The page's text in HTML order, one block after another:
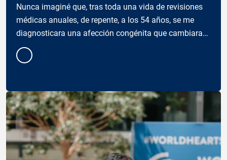
Nunca imaginé que, tras toda una vida de revisiones
médicas anuales, de repente, a los 54 años, se me
diagnosticara una afección congénita que cambiara
mi forma de ver mi salud —y mi responsabilidad
hacia…